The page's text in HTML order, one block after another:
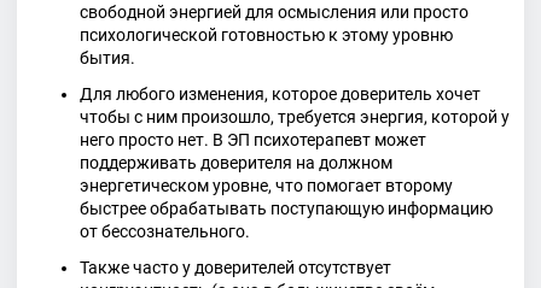
свободной энергией для осмысления или просто
психологической готовностью к этому уровню
бытия.
Для любого изменения, которое доверитель хочет
чтобы с ним произошло, требуется энергия, которой у
него просто нет. В ЭП психотерапевт может
поддерживать доверителя на должном
энергетическом уровне, что помогает второму
быстрее обрабатывать поступающую информацию
от бессознательного.
Также часто у доверителей отсутствует